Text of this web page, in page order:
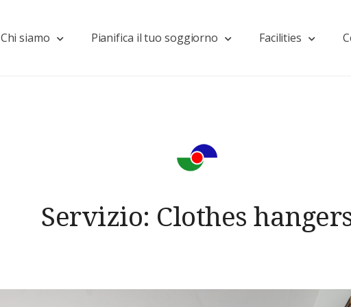
Chi siamo Pianifica il tuo soggiorno Facilities
Servizio: Clothes